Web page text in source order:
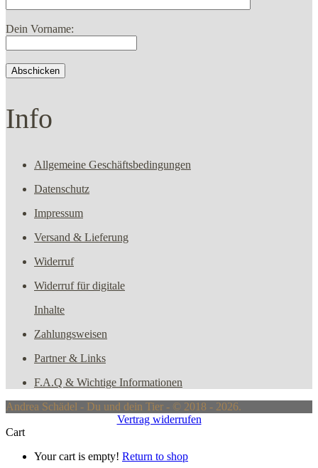
Dein Vorname:
Info
Allgemeine Geschäftsbedingungen
Datenschutz
Impressum
Versand & Lieferung
Widerruf
Widerruf für digitale
Inhalte
Zahlungsweisen
Partner & Links
F.A.Q & Wichtige Informationen
Andrea Schädel - Du und dein Tier - © 2018 - 2026.
Vertrag widerrufen
Cart
Your cart is empty! Return to shop